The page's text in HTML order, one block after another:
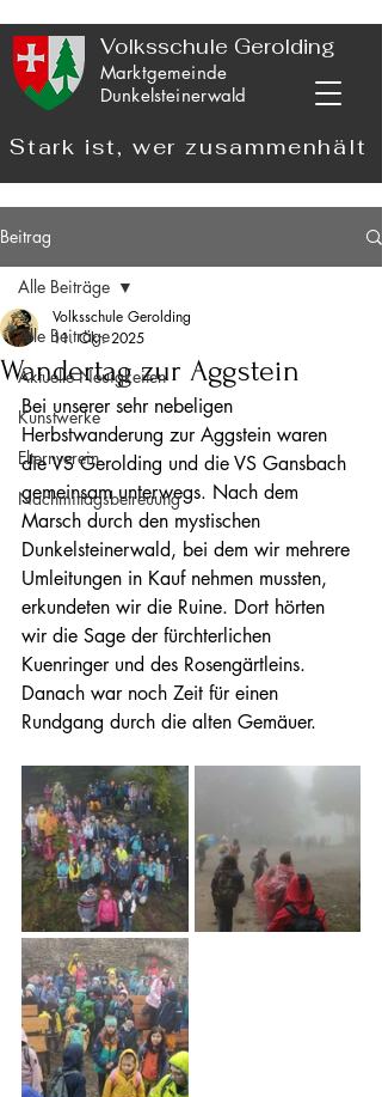
Volksschule Gerolding
Marktgemeinde
Dunkelsteinerwald
Stark ist, wer zusammenhält
Beitrag
Alle Beiträge
Aktuelle Neuigkeiten
Kunstwerke
Elternverein
Nachmittagsbetreuung
Alle Beiträge
Wandertag zur Aggstein
Volksschule Gerolding
11. Okt. 2025
Bei unserer sehr nebeligen
Herbstwanderung zur Aggstein waren
die VS Gerolding und die VS Gansbach
gemeinsam unterwegs. Nach dem
Marsch durch den mystischen
Dunkelsteinerwald, bei dem wir mehrere
Umleitungen in Kauf nehmen mussten,
erkundeten wir die Ruine. Dort hörten
wir die Sage der fürchterlichen
Kuenringer und des Rosengärtleins.
Danach war noch Zeit für einen
Rundgang durch die alten Gemäuer.